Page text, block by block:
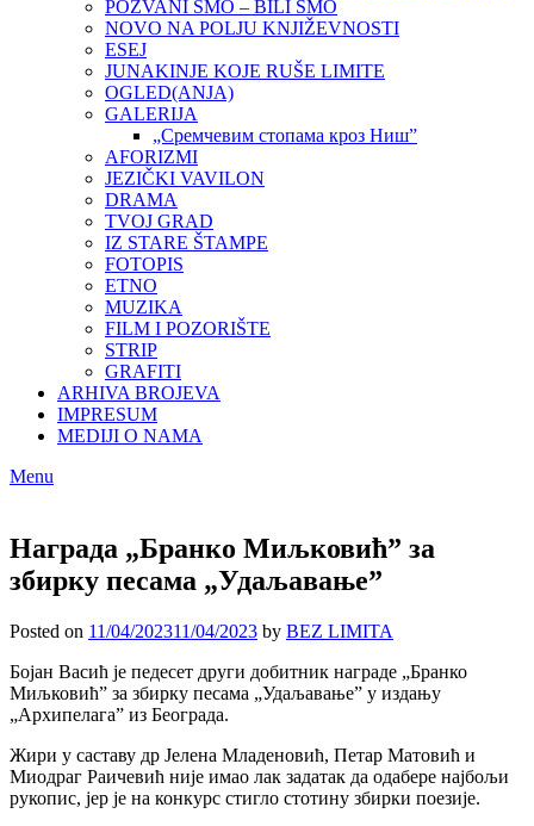
POZVANI SMO – BILI SMO
NOVO NA POLJU KNJIŽEVNOSTI
ESEJ
JUNAKINJE KOJE RUŠE LIMITE
OGLED(ANJA)
GALERIJA
„Сремчевим стопама кроз Ниш”
AFORIZMI
JEZIČKI VAVILON
DRAMA
TVOJ GRAD
IZ STARE ŠTAMPE
FOTOPIS
ETNO
MUZIKA
FILM I POZORIŠTE
STRIP
GRAFITI
ARHIVA BROJEVA
IMPRESUM
MEDIJI O NAMA
Menu
Награда „Бранко Миљковић” за
збирку песама „Удаљавање”
Posted on 11/04/202311/04/2023 by BEZ LIMITA
Бојан Васић је педесет други добитник награде „Бранко
Миљковић” за збирку песама „Удаљавање” у издању
„Архипелага” из Београда.
Жири у саставу др Јелена Младеновић, Петар Матовић и
Миодраг Раичевић није имао лак задатак да одабере најбољи
рукопис, јер је на конкурс стигло стотину збирки поезије.